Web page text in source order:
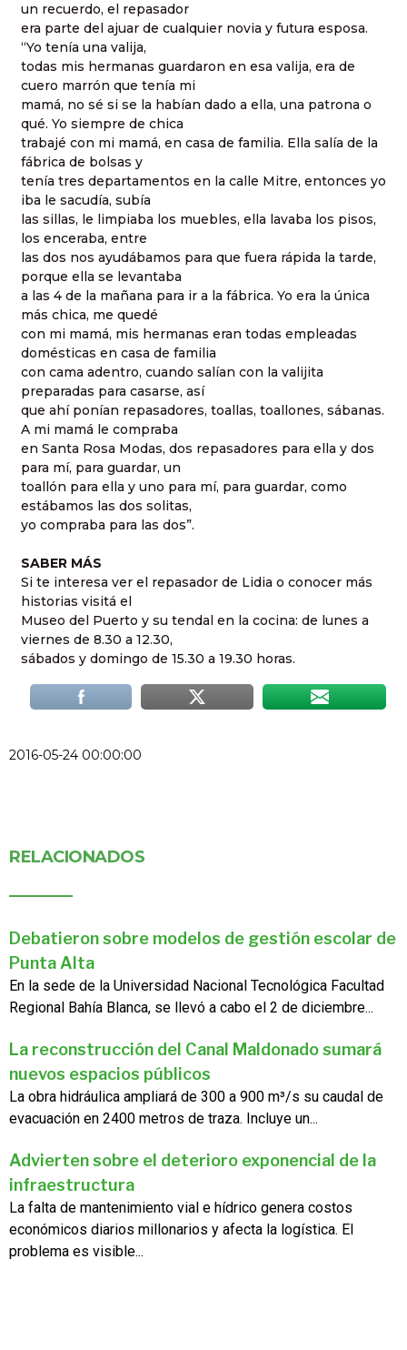
un recuerdo, el repasador
era parte del ajuar de cualquier novia y futura esposa.
“Yo tenía una valija,
todas mis hermanas guardaron en esa valija, era de
cuero marrón que tenía mi
mamá, no sé si se la habían dado a ella, una patrona o
qué. Yo siempre de chica
trabajé con mi mamá, en casa de familia. Ella salía de la
fábrica de bolsas y
tenía tres departamentos en la calle Mitre, entonces yo
iba le sacudía, subía
las sillas, le limpiaba los muebles, ella lavaba los pisos,
los enceraba, entre
las dos nos ayudábamos para que fuera rápida la tarde,
porque ella se levantaba
a las 4 de la mañana para ir a la fábrica. Yo era la única
más chica, me quedé
con mi mamá, mis hermanas eran todas empleadas
domésticas en casa de familia
con cama adentro, cuando salían con la valijita
preparadas para casarse, así
que ahí ponían repasadores, toallas, toallones, sábanas.
A mi mamá le compraba
en Santa Rosa Modas, dos repasadores para ella y dos
para mí, para guardar, un
toallón para ella y uno para mí, para guardar, como
estábamos las dos solitas,
yo compraba para las dos”.
SABER MÁS
Si te interesa ver el repasador de Lidia o conocer más
historias visitá el
Museo del Puerto y su tendal en la cocina: de lunes a
viernes de 8.30 a 12.30,
sábados y domingo de 15.30 a 19.30 horas.
2016-05-24 00:00:00
RELACIONADOS
Debatieron sobre modelos de gestión escolar de
Punta Alta
En la sede de la Universidad Nacional Tecnológica Facultad
Regional Bahía Blanca, se llevó a cabo el 2 de diciembre...
La reconstrucción del Canal Maldonado sumará
nuevos espacios públicos
La obra hidráulica ampliará de 300 a 900 m³/s su caudal de
evacuación en 2400 metros de traza. Incluye un...
Advierten sobre el deterioro exponencial de la
infraestructura
La falta de mantenimiento vial e hídrico genera costos
económicos diarios millonarios y afecta la logística. El
problema es visible...